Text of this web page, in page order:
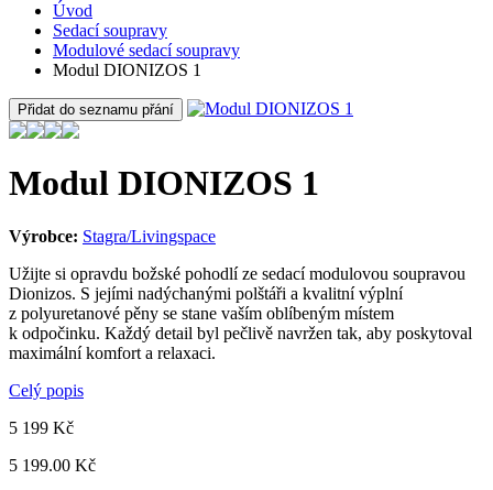
Úvod
Sedací soupravy
Modulové sedací soupravy
Modul DIONIZOS 1
Přidat do seznamu přání
Modul DIONIZOS 1
Výrobce: Stagra/Livingspace
Užijte si opravdu božské pohodlí ze sedací modulovou soupravou
Dionizos. S jejími nadýchanými polštáři a kvalitní výplní
z polyuretanové pěny se stane vaším oblíbeným místem
k odpočinku. Každý detail byl pečlivě navržen tak, aby poskytoval
maximální komfort a relaxaci.
Celý popis
5 199 Kč
5 199.00 Kč